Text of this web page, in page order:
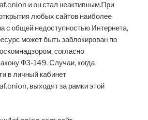
и он стал неактивным.При
любых сайтов наиболее
с общей недоступностью Интернета,
может быть заблокирован по
согласно
ФЗ-149. Случаи, когда
в личный кабинет
выходят за рамки этой